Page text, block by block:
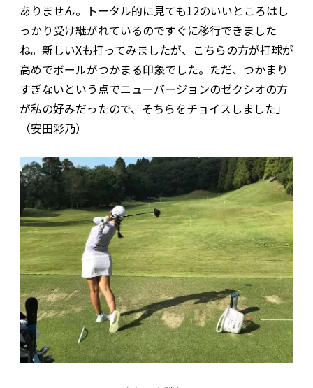
ありません。トータル的に見ても12のいいところはし
っかり受け継がれているのですぐに移行できました
ね。新しいXも打ってみましたが、こちらの方が打球が
高めでボールがつかまる印象でした。ただ、つかまり
すぎないという点でニューバージョンのゼクシオの方
が私の好みだったので、そちらをチョイスしました」
（安田彩乃）